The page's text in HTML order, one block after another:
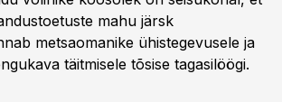
mahu järsk
metsaomanike ühistegevusele ja
täitmisele tõsise tagasilöögi.